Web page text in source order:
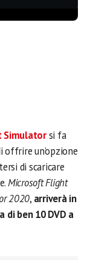
Simulatorsi fa
offrire un’opzione
di scaricare
Microsoft Flight
2020, arriverà in
di ben 10 DVD a